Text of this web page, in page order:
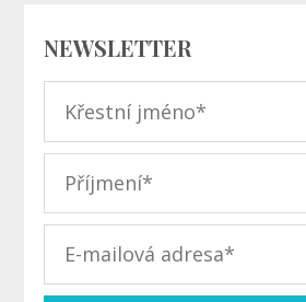
NEWSLETTER